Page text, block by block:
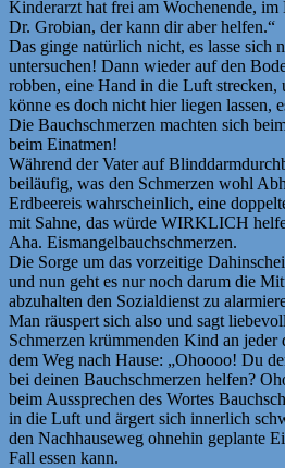
Kinderarzt hat frei am Wochenende, im
Dr. Grobian, der kann dir aber helfen.“
Das ginge natürlich nicht, es lasse sich
untersuchen! Dann wieder auf den
robben, eine Hand in die Luft strecken,
könne es doch nicht hier liegen lassen,
Die Bauchschmerzen machten sich
beim Einatmen!
Während der Vater auf
beiläufig, was den Schmerzen wohl
Erdbeereis wahrscheinlich, eine
mit Sahne, das würde WIRKLICH
Aha. Eismangelbauchschmerzen.
Die Sorge um das vorzeitige
und nun geht es nur noch darum die
abzuhalten den Sozialdienst zu
Man räuspert sich also und sagt
Schmerzen krümmenden Kind an
dem Weg nach Hause: „Ohoooo! Du
bei deinen Bauchschmerzen helfen?
beim Aussprechen des Wortes
in die Luft und ärgert sich innerlich
den Nachhauseweg ohnehin geplante
Fall essen kann.